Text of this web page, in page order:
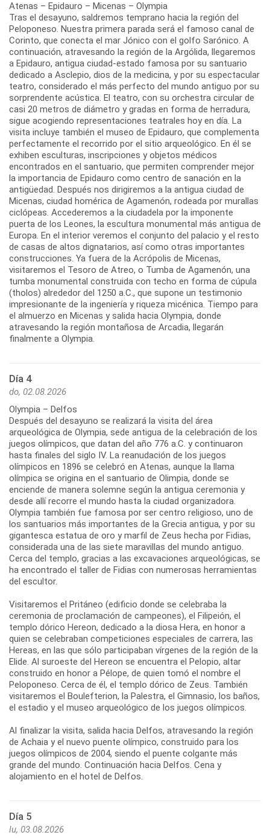
Atenas – Epidauro – Micenas – Olympia
Tras el desayuno, saldremos temprano hacia la región del
Peloponeso. Nuestra primera parada será el famoso canal de
Corinto, que conecta el mar Jónico con el golfo Sarónico. A
continuación, atravesando la región de la Argólida, llegaremos
a Epidauro, antigua ciudad-estado famosa por su santuario
dedicado a Asclepio, dios de la medicina, y por su espectacular
teatro, considerado el más perfecto del mundo antiguo por su
sorprendente acústica. El teatro, con su orchestra circular de
casi 20 metros de diámetro y gradas en forma de herradura,
sigue acogiendo representaciones teatrales hoy en día. La
visita incluye también el museo de Epidauro, que complementa
perfectamente el recorrido por el sitio arqueológico. En él se
exhiben esculturas, inscripciones y objetos médicos
encontrados en el santuario, que permiten comprender mejor
la importancia de Epidauro como centro de sanación en la
antigüedad. Después nos dirigiremos a la antigua ciudad de
Micenas, ciudad homérica de Agamenón, rodeada por murallas
ciclópeas. Accederemos a la ciudadela por la imponente
puerta de los Leones, la escultura monumental más antigua de
Europa. En el interior veremos el conjunto del palacio y el resto
de casas de altos dignatarios, así como otras importantes
construcciones. Ya fuera de la Acrópolis de Micenas,
visitaremos el Tesoro de Atreo, o Tumba de Agamenón, una
tumba monumental construida con techo en forma de cúpula
(tholos) alrededor del 1250 a.C., que supone un testimonio
impresionante de la ingeniería y riqueza micénica. Tiempo para
el almuerzo en Micenas y salida hacia Olympia, donde
atravesando la región montañosa de Arcadia, llegarán
Día 4
do, 02.08.2026
Olympia – Delfos
Después del desayuno se realizará la visita del área
arqueológica de Olympia, sede antigua de la celebración de los
juegos olímpicos, que datan del año 776 a.C. y continuaron
hasta finales del siglo IV. La reanudación de los juegos
olímpicos en 1896 se celebró en Atenas, aunque la llama
olímpica se origina en el santuario de Olimpia, donde se
enciende de manera solemne según la antigua ceremonia y
desde allí recorre el mundo hasta la ciudad organizadora.
Olympia también fue famosa por ser centro religioso, uno de
los santuarios más importantes de la Grecia antigua, y por su
gigantesca estatua de oro y marfil de Zeus hecha por Fidias,
considerada una de las siete maravillas del mundo antiguo.
Cerca del templo, gracias a las excavaciones arqueológicas, se
ha encontrado el taller de Fidias con numerosas herramientas
del escultor.
Visitaremos el Pritáneo (edificio donde se celebraba la
ceremonia de proclamación de campeones), el Filipeión, el
templo dórico Hereon, dedicado a la diosa Hera, en honor a
quien se celebraban competiciones especiales de carrera, las
Hereas, en las que sólo participaban vírgenes de la región de la
Elide. Al suroeste del Hereon se encuentra el Pelopio, altar
construido en honor a Pélope, de quien tomó el nombre el
Peloponeso. Cerca de él, el templo dórico de Zeus. También
visitaremos el Boulefterion, la Palestra, el Gimnasio, los baños,
el estadio y el museo arqueológico de los juegos olímpicos.
Al finalizar la visita, salida hacia Delfos, atravesando la región
de Achaia y el nuevo puente olímpico, construido para los
juegos olímpicos de 2004, siendo el puente colgante más
grande del mundo. Continuación hacia Delfos. Cena y
Día 5
lu, 03.08.2026